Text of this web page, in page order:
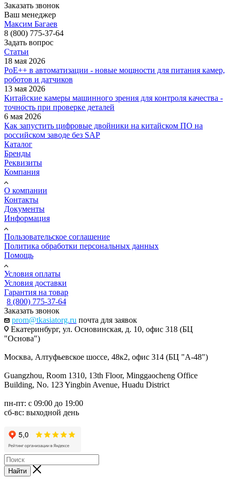
Заказать звонок
Ваш менеджер
Максим Багаев
8 (800) 775-37-64
Задать вопрос
Статьи
18 мая 2026
PoE++ в автоматизации - новые мощности для питания камер,
роботов и датчиков
13 мая 2026
Китайские камеры машинного зрения для контроля качества -
точность при проверке деталей
6 мая 2026
Как запустить цифровые двойники на китайском ПО на
российском заводе без SAP
Каталог
Бренды
Реквизиты
Компания
О компании
Контакты
Документы
Информация
Пользовательское соглашение
Политика обработки персональных данных
Помощь
Условия оплаты
Условия доставки
Гарантия на товар
8 (800) 775-37-64
Заказать звонок
prom@tkasiatorg.ru почта для заявок
Екатеринбург, ул. Основинская, д. 10, офис 318 (БЦ
"Основа")
Москва, Алтуфьевское шоссе, 48к2, офис 314 (БЦ "А-48")
Guangzhou, Room 1310, 13th Floor, Minggaocheng Office
Building, No. 123 Yingbin Avenue, Huadu District
пн-пт: с 09:00 до 19:00
сб-вс: выходной день
Найти